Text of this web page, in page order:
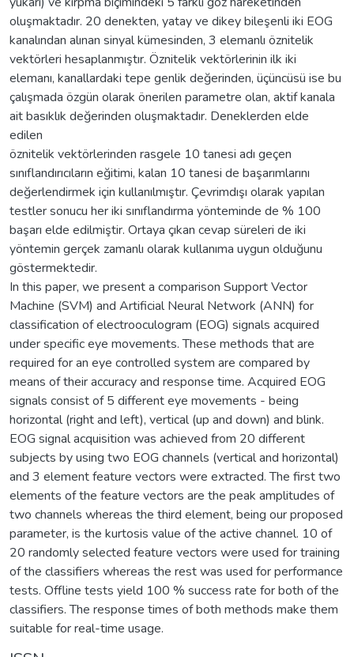
oluşmaktadır. 20 denekten, yatay ve dikey bileşenli iki EOG
kanalından alınan sinyal kümesinden, 3 elemanlı öznitelik
vektörleri hesaplanmıştır. Öznitelik vektörlerinin ilk iki
elemanı, kanallardaki tepe genlik değerinden, üçüncüsü ise bu
çalışmada özgün olarak önerilen parametre olan, aktif kanala
ait basıklık değerinden oluşmaktadır. Deneklerden elde
edilen
öznitelik vektörlerinden rasgele 10 tanesi adı geçen
sınıflandırıcıların eğitimi, kalan 10 tanesi de başarımlarını
değerlendirmek için kullanılmıştır. Çevrimdışı olarak yapılan
testler sonucu her iki sınıflandırma yönteminde de % 100
başarı elde edilmiştir. Ortaya çıkan cevap süreleri de iki
yöntemin gerçek zamanlı olarak kullanıma uygun olduğunu
göstermektedir.
In this paper, we present a comparison Support Vector
Machine (SVM) and Artificial Neural Network (ANN) for
classification of electrooculogram (EOG) signals acquired
under specific eye movements. These methods that are
required for an eye controlled system are compared by
means of their accuracy and response time. Acquired EOG
signals consist of 5 different eye movements - being
horizontal (right and left), vertical (up and down) and blink.
EOG signal acquisition was achieved from 20 different
subjects by using two EOG channels (vertical and horizontal)
and 3 element feature vectors were extracted. The first two
elements of the feature vectors are the peak amplitudes of
two channels whereas the third element, being our proposed
parameter, is the kurtosis value of the active channel. 10 of
20 randomly selected feature vectors were used for training
of the classifiers whereas the rest was used for performance
tests. Offline tests yield 100 % success rate for both of the
classifiers. The response times of both methods make them
suitable for real-time usage.